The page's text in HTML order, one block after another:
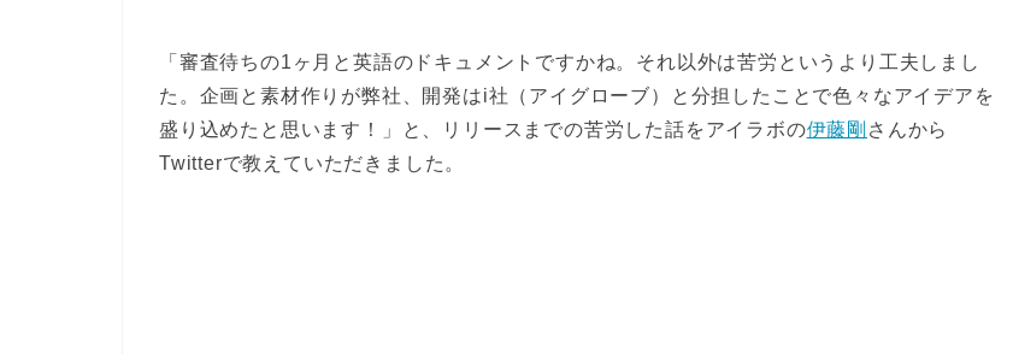
「審査待ちの1ヶ月と英語のドキュメントですかね。それ以外は苦労というより工夫しまし
た。企画と素材作りが弊社、開発はi社（アイグローブ）と分担したことで色々なアイデアを
盛り込めたと思います！」と、リリースまでの苦労した話をアイラボの伊藤剛 さんから
Twitterで教えていただきました。